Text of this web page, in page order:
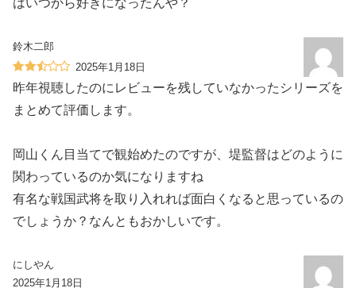
鈴木二郎
2025年1月18日
昨年視聴したのにレビューを残していなかったシリーズを
まとめて評価します。
岡山くん目当てで観始めたのですが、堤監督はどのように
関わっているのか気になりますね
有名な戦国武将を取り入れれば面白くなると思っているの
でしょうか？なんともおかしいです。
にしやん
2025年1月18日